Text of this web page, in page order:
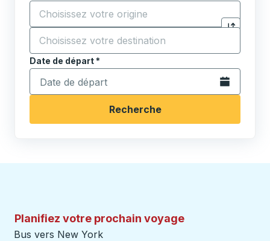
Commencez à saisir la ville d'origine pour ouvrir
Cliquez
Destination*
Commencez à saisir la ville de destination pour
Date de départ*
Tapez la date au format date Barre oblique du mois à
Ouvrez le
Recherche
Planifiez votre prochain voyage
Bus vers New York